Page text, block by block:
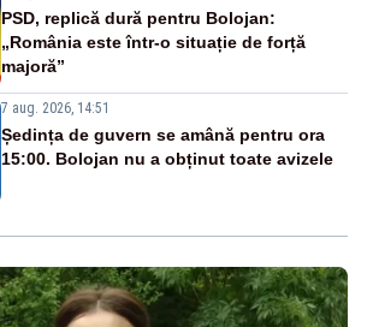
PSD, replică dură pentru Bolojan:
„România este într-o situație de forță
majoră”
7 aug. 2026, 14:51
Ședința de guvern se amână pentru ora
15:00. Bolojan nu a obținut toate avizele